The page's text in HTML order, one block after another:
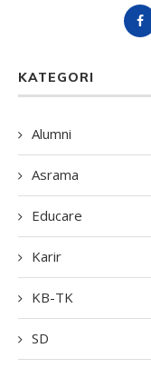
KATEGORI
Alumni
Asrama
Educare
Karir
KB-TK
SD